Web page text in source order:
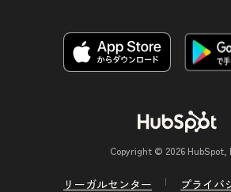
Copyright © 2026 HubSpot,
リーガルセンター プライバ